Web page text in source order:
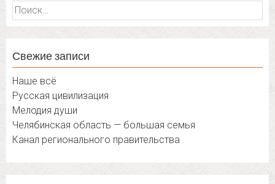
Найти:
Свежие записи
Наше всё
Русская цивилизация
Мелодия души
Челябинская область — большая семья
Канал регионального правительства